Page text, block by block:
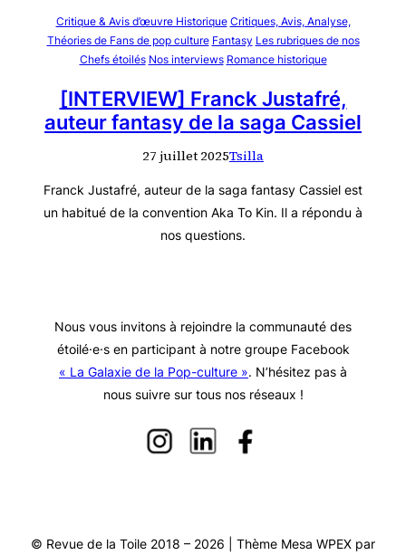
Critique & Avis d’œuvre Historique Critiques, Avis, Analyse,
Théories de Fans de pop culture Fantasy Les rubriques de nos
Chefs étoilés Nos interviews Romance historique
[INTERVIEW] Franck Justafré,
auteur fantasy de la saga Cassiel
27 juillet 2025Tsilla
Franck Justafré, auteur de la saga fantasy Cassiel est
un habitué de la convention Aka To Kin. Il a répondu à
nos questions.
Nous vous invitons à rejoindre la communauté des
étoilé·e·s en participant à notre groupe Facebook
« La Galaxie de la Pop-culture ». N’hésitez pas à
nous suivre sur tous nos réseaux !
© Revue de la Toile 2018 – 2026 | Thème Mesa WPEX par